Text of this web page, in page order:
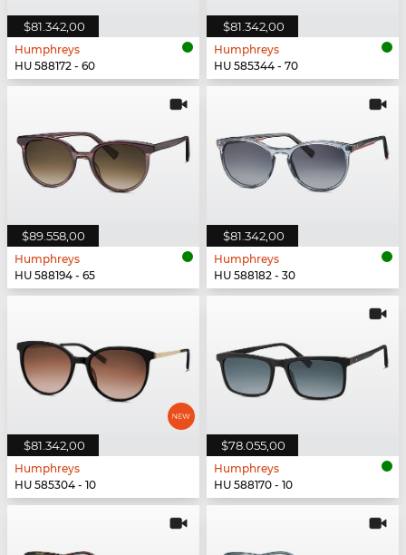
$81.342,00
Humphreys
HU 588172 - 60
$81.342,00
Humphreys
HU 585344 - 70
$89.558,00
Humphreys
HU 588194 - 65
$81.342,00
Humphreys
HU 588182 - 30
$81.342,00
Humphreys
HU 585304 - 10
$78.055,00
Humphreys
HU 588170 - 10